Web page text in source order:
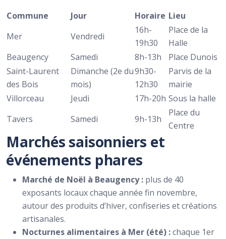
Commune
Jour Horaire Lieu
Mer
Vendredi
16h-
19h30
Place de la
Halle
Beaugency
Samedi 8h-13h
Place Dunois
Saint-Laurent
des Bois
Dimanche (2e du
mois)
9h30-
12h30
Parvis de la
mairie
Villorceau
Jeudi 17h-20h Sous la halle
Tavers
Samedi 9h-13h
Place du
Centre
Marchés saisonniers et
événements phares
Marché de Noël à Beaugency : plus de 40
exposants locaux chaque année fin novembre,
autour des produits d’hiver, confiseries et créations
artisanales.
Nocturnes alimentaires à Mer (été) :chaque 1er